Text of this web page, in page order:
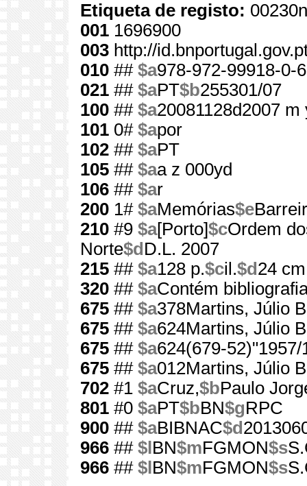
Etiqueta de registo:
001 1696900
003 http://
010 ## $a978-972-99918-0-6
021 ## $aPT$b255301/07
100 ## $a20081128d2007
101 0# $apor
102 ## $aPT
105 ## $aa z 000yd
106 ## $ar
200 1# $aMemórias$e
210 #9 $a[Porto]$cOrdem
Norte$d D.L. 2007
215 ## $a128 p.$cil.$d 24 cm
320 ## $aContém
675 ## $a378Martins, Júlio
675 ## $a624Martins, Júlio
675 ## $a624(679-52)"1957/
675 ## $a012Martins, Júlio
702 #1 $aCruz,$bPaulo
801 #0 $aPT$bBN$gRPC
900 ## $aBIBNAC$d
966 ## $l BN$mFGMON$s
966 ## $l BN$mFGMON$s